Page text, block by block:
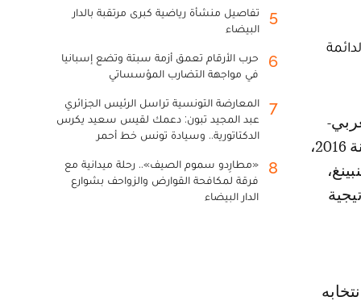
الدائمة
الصيني منذ الزيارة التاريخية التي قام بها الملك محمد السادس للصين سنة 2016،
5
تفاصيل منشأة رياضية كبرى مرتقبة بالدار
البيضاء
6
حرب الأرقام تعمق أزمة سبتة وتضع إسبانيا
في مواجهة التضارب المؤسساتي
7
المعارضة التونسية تراسل الرئيس الجزائري
عبد المجيد تبون: دعمك لقيس سعيد يكرس
الدكتاتورية.. وسيادة تونس خط أحمر
8
«مطارِدو سموم الصيف».. رحلة ميدانية مع
فرقة لمكافحة القوارض والزواحف بشوارع
الدار البيضاء